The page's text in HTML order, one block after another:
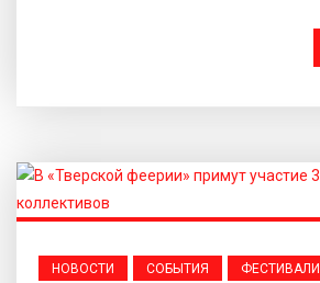
НОВОСТИ СОБЫТИЯ ФЕСТИВАЛИ